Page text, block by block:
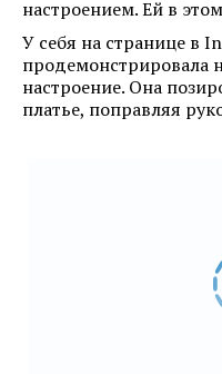
настроением. Ей в
У себя на странице в
продемонстрировала
настроение. Она
платье, поправляя